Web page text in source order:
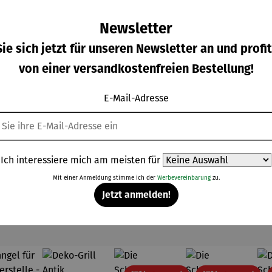
von 4.8 von 5 Sternen
Preis:
€
Klemmma
Regulärer Preis:
Ab84,95 €
Sonnensc
300 cm
Regulärer Preis:
65,95 €
Sonnensc
Streben
Regulärer
49,95 €
Topseller der Kategorie Gartenzubehör
Newsletter
sich jetzt für unseren Newsletter an und
von einer versandkostenfreien Bestellung!
E-Mail-Adresse
Ich interessiere mich am meisten für
Mit einer Anmeldung stimme ich der Werbevereinbarungzu.
Jetzt anmelden!